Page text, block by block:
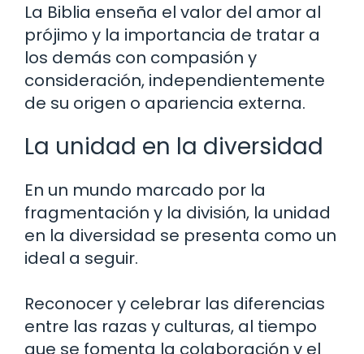
La Biblia enseña el valor del amor al
prójimo y la importancia de tratar a
los demás con compasión y
consideración, independientemente
de su origen o apariencia externa.
La unidad en la diversidad
En un mundo marcado por la
fragmentación y la división, la unidad
en la diversidad se presenta como un
ideal a seguir.
Reconocer y celebrar las diferencias
entre las razas y culturas, al tiempo
que se fomenta la colaboración y el